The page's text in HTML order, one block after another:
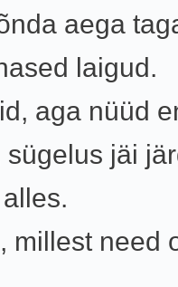
aega
laigud.
aga nüüd
jäi
millest need